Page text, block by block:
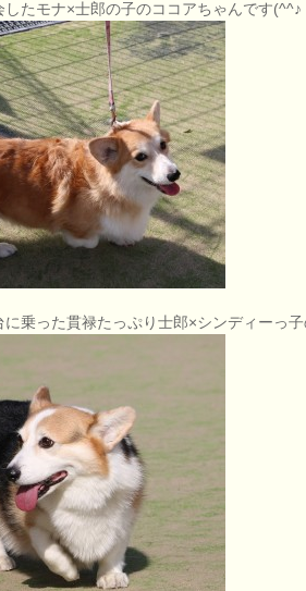
したモナ×士郎の子のココアちゃんです(^^♪
に乗った貫禄たっぷり士郎×シンディーっ